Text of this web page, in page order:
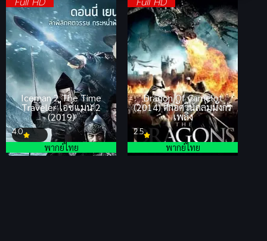
Iceman 2 The Time
Traveler ไอซ์แมน 2
(2019)
4.0
พากย์ไทย
Dragon Of Camelot
(2014) ศึกอัศวินถล่มมังกร
เพลิง
2.5
พากย์ไทย